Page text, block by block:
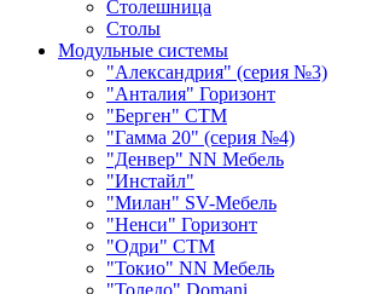
Столешница
Столы
Модульные системы
"Александрия" (серия №3)
"Анталия" Горизонт
"Берген" СТМ
"Гамма 20" (серия №4)
"Денвер" NN Мебель
"Инстайл"
"Милан" SV-Мебель
"Ненси" Горизонт
"Одри" СТМ
"Токио" NN Мебель
"Толедо" Domani